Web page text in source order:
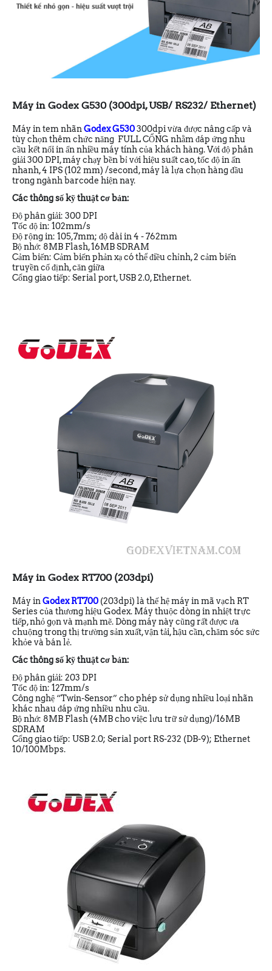
Máy in Godex G530 (300dpi, USB/ RS232/ Ethernet)
Máy in tem nhãnGodex G530300dpi vừa được nâng cấp và
tùy chọn thêm chức năng FULL CỔNG nhằm đáp ứng nhu
cầu kết nối in ấn nhiều máy tính của khách hàng. Với độ phân
giải 300 DPI, máy chạy bền bỉ với hiệu suất cao, tốc độ in ấn
nhanh, 4 IPS (102 mm) /second, máy là lựa chọn hàng đầu
trong ngành barcode hiện nay.
Các thông số kỹ thuật cơ bản:
Độ phân giải: 300 DPI
Tốc độ in: 102mm/s
Độ rộng in: 105,7mm; độ dài in 4 - 762mm
Bộ nhớ: 8MB Flash, 16MB SDRAM
Cảm biến: Cảm biến phản xạ có thể điều chỉnh, 2 cảm biến
truyền cố định, căn giữa
Cổng giao tiếp: Serial port, USB 2.0, Ethernet.
Máy in Godex RT700 (203dpi)
Máy inGodex RT700 (203dpi) là thế hệ máy in mã vạch RT
Series của thương hiệu Godex. Máy thuộc dòng in nhiệt trực
tiếp, nhỏ gọn và mạnh mẽ. Dòng máy này cũng rất được ưa
chuộng trong thị trường sản xuất, vận tải, hậu cần, chăm sóc sức
khỏe và bán lẻ.
Các thông số kỹ thuật cơ bản:
Độ phân giải: 203 DPI
Tốc độ in: 127mm/s
Công nghệ “Twin-Sensor” cho phép sử dụng nhiều loại nhãn
khác nhau đáp ứng nhiều nhu cầu.
Bộ nhớ: 8MB Flash (4MB cho việc lưu trữ sử dụng)/16MB
SDRAM
Cổng giao tiếp: USB 2.0; Serial port RS-232 (DB-9); Ethernet
10/100Mbps.